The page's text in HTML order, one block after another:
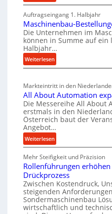
i
l
e
n
n
k
z
e
b
u
p
r
o
s
s
h
e
W
s
h
a
f
t
i
g
t
s
i
c
M
a
t
e
r
i
a
l
e
r
s
o
u
n
g
e
n
t
s
p
Auftragseingang 1. Halbjahr
Maschinenbau-
Die Unternehmen im
können in Summe auf ein
Halbjahr…
Weiterlesen:
M
s
c
h
i
n
e
n
a
u
B
e
s
Markteintritt in den
All About Automation
Die Messereihe All About
erstmals in den
Österreich baut der
Angebot…
Weiterlesen:
A
l
l
A
b
o
u
Mehr Steifigkeit und Präzision
Rollenführungen
Drückprozess
Zwischen Kostendruck,
steigenden
Sondermaschinenbau
wirtschaftlich und